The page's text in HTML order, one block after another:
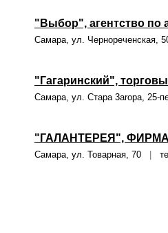
"Выбор", агентство по
Самара, ул. Чернореченская,
"Гагаринский",
Самара, ул. Стара 3aropa, 25-
"ГАЛАНТЕРЕЯ",
Самара, ул. Товарная, 70